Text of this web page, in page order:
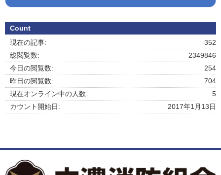
Count
352
現在の記事:
2349846
総閲覧数:
254
今日の閲覧数:
704
昨日の閲覧数:
5
現在オンライン中の人数:
2017年1月13日
カウント開始日: